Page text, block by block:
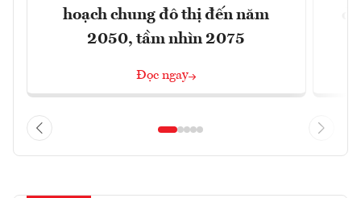
hoạch chung đô thị đến năm
2050, tầm nhìn 2075
Đọc ngay